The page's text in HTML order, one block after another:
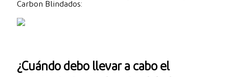
Carbon Blindados:
¿Cuándo debo llevar a cabo el